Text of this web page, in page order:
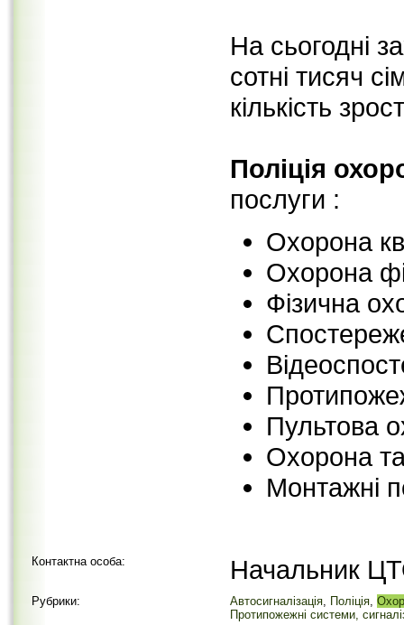
На сьогодні
сотні тисяч
кількість
Поліція
послуги :
Охорона
Охорона
Фізична
Пультова
Охорона
Монтажні
Контактна особа: Начальник
Рубрики: Автосигналізація, Поліція,
Протипожежні системи,